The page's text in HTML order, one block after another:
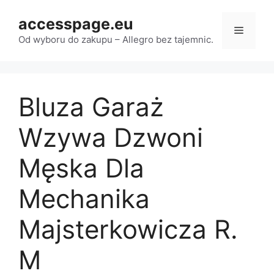
treści
accesspage.eu
Od wyboru do zakupu – Allegro bez tajemnic.
Menu
Bluza Garaż
Wzywa Dzwoni
Męska Dla
Mechanika
Majsterkowicza R.
M